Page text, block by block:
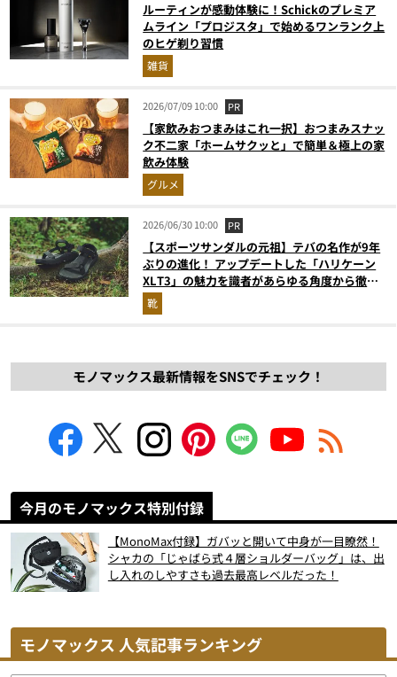
ルーティンが感動体験に！Schickのプレミア
ムライン「プロジスタ」で始めるワンランク上
のヒゲ剃り習慣
雑貨
2026/07/09 10:00 PR
【家飲みおつまみはこれ一択】おつまみスナッ
ク不二家「ホームサクッと」で簡単＆極上の家
飲み体験
グルメ
2026/06/30 10:00 PR
【スポーツサンダルの元祖】テバの名作が9年
ぶりの進化！ アップデートした「ハリケーン
XLT3」の魅力を識者があらゆる角度から徹底
解説！
靴
モノマックス最新情報をSNSでチェック！
今月のモノマックス特別付録
【MonoMax付録】ガバッと開いて中身が一目瞭然！
シャカの「じゃばら式４層ショルダーバッグ」は、出
し入れのしやすさも過去最高レベルだった！
モノマックス 人気記事ランキング